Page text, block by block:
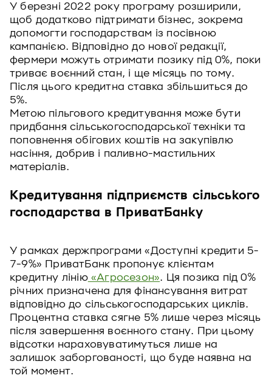
У березні 2022 року програму розширили,
щоб додатково підтримати бізнес, зокрема
допомогти господарствам із посівною
кампанією. Відповідно до нової редакції,
фермери можуть отримати позику під 0%, поки
триває воєнний стан, і ще місяць по тому.
Після цього кредитна ставка збільшиться до
5%.
Метою пільгового кредитування може бути
придбання сільськогосподарської техніки та
поповнення обігових коштів на закупівлю
насіння, добрив і паливно-мастильних
матеріалів.
Кредитування підприємств сільського
господарства в ПриватБанку
У рамках держпрограми «Доступні кредити 5-
7-9%» ПриватБанк пропонує клієнтам
кредитну лінію«Агросезон». Ця позика під 0%
річних призначена для фінансування витрат
відповідно до сільськогосподарських циклів.
Процентна ставка сягне 5% лише через місяць
після завершення воєнного стану. При цьому
відсотки нараховуватимуться лише на
залишок заборгованості, що буде наявна на
той момент.